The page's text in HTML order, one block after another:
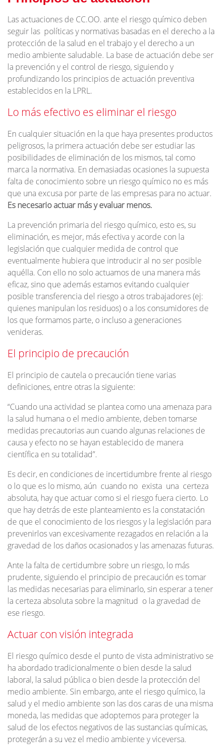
Las actuaciones de CC.OO. ante el riesgo químico deben
seguir las políticas y normativas basadas en el derecho a la
protección de la salud en el trabajo y el derecho a un
medio ambiente saludable. La base de actuación debe ser
la prevención y el control de riesgo, siguiendo y
profundizando los principios de actuación preventiva
establecidos en la LPRL.
Lo más efectivo es eliminar el riesgo
En cualquier situación en la que haya presentes productos
peligrosos, la primera actuación debe ser estudiar las
posibilidades de eliminación de los mismos, tal como
marca la normativa. En demasiadas ocasiones la supuesta
falta de conocimiento sobre un riesgo químico no es más
que una excusa por parte de las empresas para no actuar.
Es necesario actuar más y evaluar menos.
La prevención primaria del riesgo químico, esto es, su
eliminación, es mejor, más efectiva y acorde con la
legislación que cualquier medida de control que
eventualmente hubiera que introducir al no ser posible
aquélla. Con ello no solo actuamos de una manera más
eficaz, sino que además estamos evitando cualquier
posible transferencia del riesgo a otros trabajadores (ej:
quienes manipulan los residuos) o a los consumidores de
los que formamos parte, o incluso a generaciones
venideras.
El principio de precaución
El principio de cautela o precaución tiene varias
definiciones, entre otras la siguiente:
“Cuando una actividad se plantea como una amenaza para
la salud humana o el medio ambiente, deben tomarse
medidas precautorias aun cuando algunas relaciones de
causa y efecto no se hayan establecido de manera
científica en su totalidad”.
Es decir, en condiciones de incertidumbre frente al riesgo
o lo que es lo mismo, aún cuando no exista una certeza
absoluta, hay que actuar como si el riesgo fuera cierto. Lo
que hay detrás de este planteamiento es la constatación
de que el conocimiento de los riesgos y la legislación para
prevenirlos van excesivamente rezagados en relación a la
gravedad de los daños ocasionados y las amenazas futuras.
Ante la falta de certidumbre sobre un riesgo, lo más
prudente, siguiendo el principio de precaución es tomar
las medidas necesarias para eliminarlo, sin esperar a tener
la certeza absoluta sobre la magnitud o la gravedad de
ese riesgo.
Actuar con visión integrada
El riesgo químico desde el punto de vista administrativo se
ha abordado tradicionalmente o bien desde la salud
laboral, la salud pública o bien desde la protección del
medio ambiente. Sin embargo, ante el riesgo químico, la
salud y el medio ambiente son las dos caras de una misma
moneda, las medidas que adoptemos para proteger la
salud de los efectos negativos de las sustancias químicas,
protegerán a su vez el medio ambiente y viceversa.